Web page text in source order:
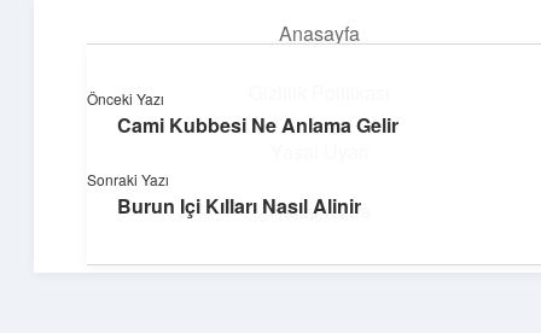
Anasayfa
Hakkımızda
Hayatını kolaylaştıran zekice fikirler!
Önceki Yazı
Cami Kubbesi Ne Anlama Gelir
Sonraki Yazı
Burun Içi Kılları Nasıl Alinir